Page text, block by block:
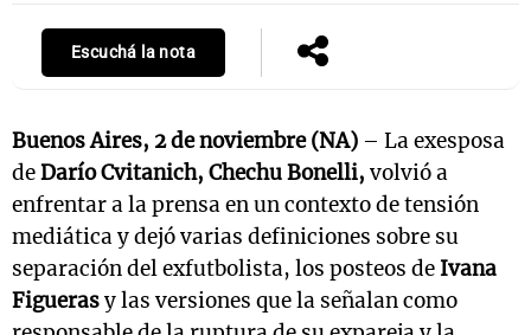
Escuchá la nota
Buenos Aires, 2 de noviembre (NA) – La exesposa
deDarío Cvitanich, Chechu Bonelli, volvió a
enfrentar a la prensa en un contexto de tensión
mediática y dejó varias definiciones sobre su
separación del exfutbolista, los posteos de Ivana
Figuerasy las versiones que la señalan como